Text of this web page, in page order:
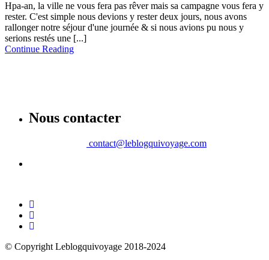
Hpa-an, la ville ne vous fera pas rêver mais sa campagne vous fera y
rester. C'est simple nous devions y rester deux jours, nous avons
rallonger notre séjour d'une journée & si nous avions pu nous y
serions restés une [...]
Continue Reading
Nous contacter
contact@leblogquivoyage.com
© Copyright Leblogquivoyage 2018-2024